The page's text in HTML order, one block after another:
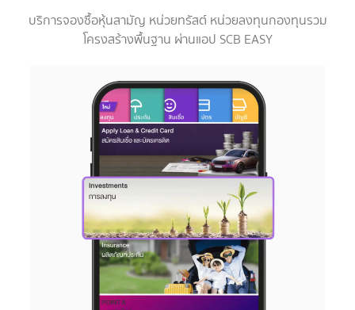
บริการจองซื้อหุ้นสามัญ หน่วยทรัสต์ หน่วยลงทุนกองทุนรวม
โครงสร้างพื้นฐาน ผ่านแอป SCB EASY